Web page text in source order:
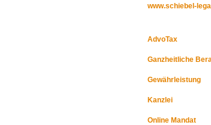
www.schiebel-
AdvoTax
Ganzheitliche
Gewährleistung
Kanzlei
Online Mandat